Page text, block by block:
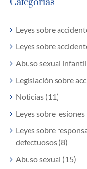
Categorías
Leyes sobre
Leyes sobre
Abuso sexual
Legislación sobre
Noticias (11)
Leyes sobre
Leyes sobre
defectuosos (8)
Abuso sexual (15)